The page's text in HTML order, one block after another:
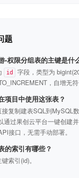
题
-权限分组表的主键是什
id
字段，类型为
，自增无符
项目中使用这张表？
复制建表SQL到MySQL
通过果创云平台一键创建
接口，无需手动部署。
的索引有哪些？
索引(id)。